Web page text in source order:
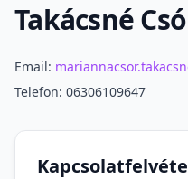
Takácsné
Szakmai információ
Email:
Telefon: 06306109647